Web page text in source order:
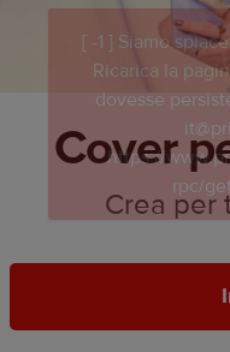
Cover
Crea per